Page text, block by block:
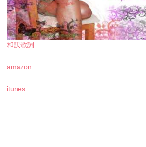
和訳歌詞
amazon
itunes